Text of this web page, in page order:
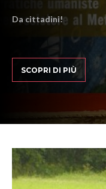
Da cittadini!
SCOPRI DI PIÙ